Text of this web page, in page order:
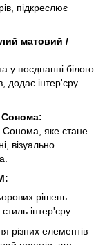
підкреслює
матовий /
у поєднанні білого
додає інтер'єру
Сонома:
Сонома, яке стане
візуально
рішень
інтер'єру.
різних елементів